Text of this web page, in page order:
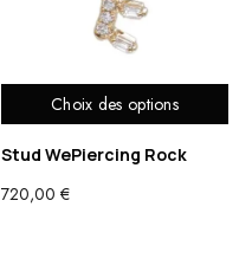
Choix des options
Stud WePiercing Rock
720,00 €